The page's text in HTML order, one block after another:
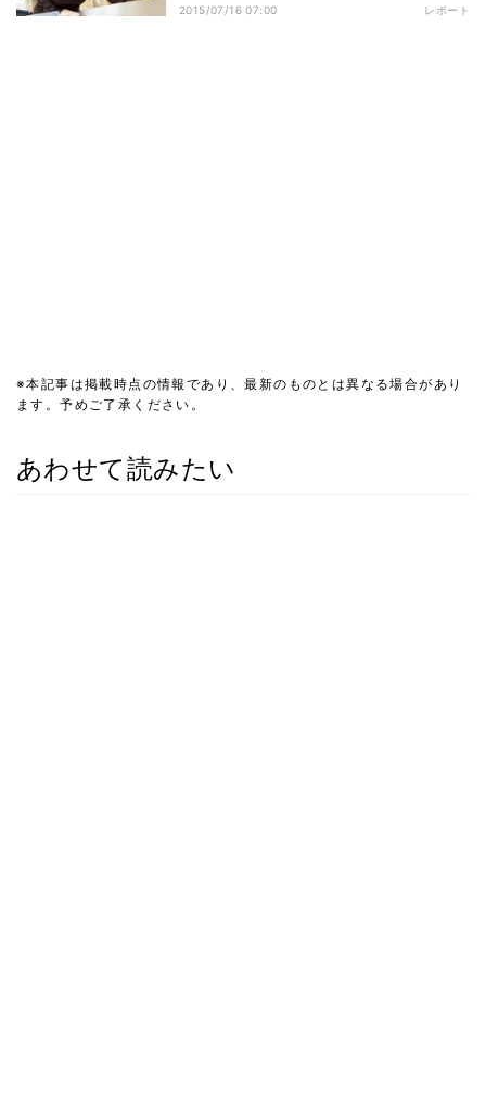
2015/07/16 07:00 レポート
※本記事は掲載時点の情報であり、最新のものとは異なる場合があり
ます。予めご了承ください。
あわせて読みたい